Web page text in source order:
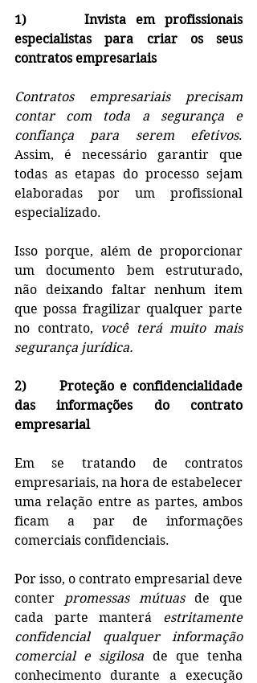
1)      Invista em profissionais
especialistas para criar os seus
contratos empresariais
Contratos empresariais precisam
contar com toda a segurança e
confiança para serem efetivos.
Assim, é necessário garantir que
todas as etapas do processo sejam
elaboradas por um profissional
especializado.
Isso porque, além de proporcionar
um documento bem estruturado,
não deixando faltar nenhum item
que possa fragilizar qualquer parte
no contrato, você terá muito mais
segurança jurídica.
2)      Proteção e confidencialidade
das informações do contrato
empresarial
Em se tratando de contratos
empresariais, na hora de estabelecer
uma relação entre as partes, ambos
ficam a par de informações
comerciais confidenciais.
Por isso, o contrato empresarial deve
conter promessas mútuas de que
cada parte manterá estritamente
confidencial qualquer informação
comercial e sigilosa de que tenha
conhecimento durante a execução